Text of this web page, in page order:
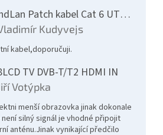
XtendLan Patch kabel Cat 6 UTP 10m - šedý
produktu je 5 z 5 hvězdiček.
Kudyvejs
kabel,doporučuji.
TV DVB-T/T2 HDMI IN
produktu je 5 z 5 hvězdiček.
Votýpka
menší obrazovka jinak dokonale
silný signál je vhodné připojit
anténu.Jinak vynikající předčilo